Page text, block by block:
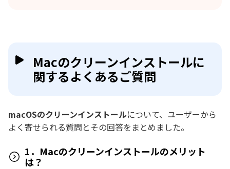
Macのクリーンインストールに
関するよくあるご質問
macOSのクリーンインストールについて、ユーザーから
よく寄せられる質問とその回答をまとめました。
1．Macのクリーンインストールのメリット
は？